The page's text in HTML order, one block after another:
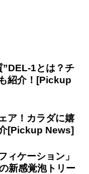
”DEL-1とは？チ
紹介！
ア！カラダに嬉
ィケーション」
新感覚泡トリー